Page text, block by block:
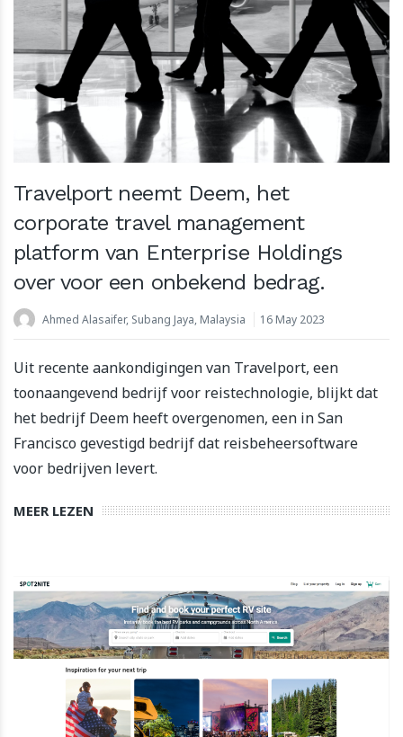
Travelport neemt Deem, het
corporate travel management
platform van Enterprise Holdings
over voor een onbekend bedrag.
Ahmed Alasaifer, Subang Jaya, Malaysia 16 May 2023
Uit recente aankondigingen van Travelport, een
toonaangevend bedrijf voor reistechnologie, blijkt dat
het bedrijf Deem heeft overgenomen, een in San
Francisco gevestigd bedrijf dat reisbeheersoftware
voor bedrijven levert.
MEER LEZEN